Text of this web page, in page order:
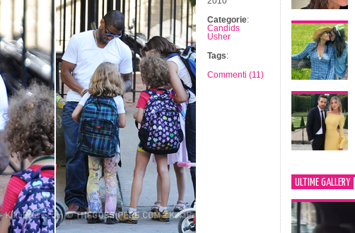
Categorie:
Candids
Usher
Tags:
Commenti (11)
ULTIME GALLERY